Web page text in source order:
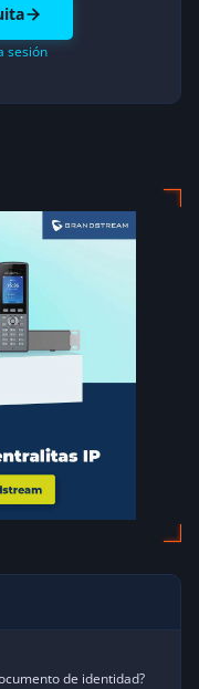
sesión
de identidad?